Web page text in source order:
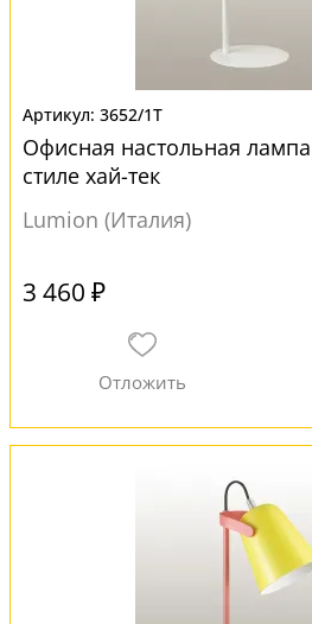
3652/1T
Офисная настольная
стиле хай-тек
Lumion (Италия)
3 460 ₽